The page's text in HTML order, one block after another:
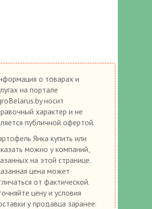
о товарах и
на портале
носит
характер и не
публичной офертой.
Янка купить или
можно у компаний,
на этой странице.
цена может
от фактической.
цену и условия
у продавца заранее.